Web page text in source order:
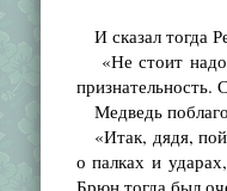
И сказал тогда
«Не стоит
признательность.
Медведь
«Итак, дядя,
о палках и